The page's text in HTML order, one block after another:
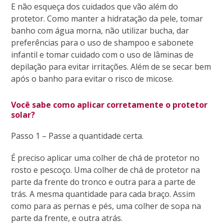
E não esqueça dos cuidados que vão além do
protetor. Como manter a hidratação da pele, tomar
banho com água morna, não utilizar bucha, dar
preferências para o uso de shampoo e sabonete
infantil e tomar cuidado com o uso de lâminas de
depilação para evitar irritações. Além de se secar bem
após o banho para evitar o risco de micose.
Você sabe como aplicar corretamente o protetor
solar?
Passo 1 – Passe a quantidade certa.
É preciso aplicar uma colher de chá de protetor no
rosto e pescoço. Uma colher de chá de protetor na
parte da frente do tronco e outra para a parte de
trás. A mesma quantidade para cada braço. Assim
como para as pernas e pés, uma colher de sopa na
parte da frente, e outra atrás.